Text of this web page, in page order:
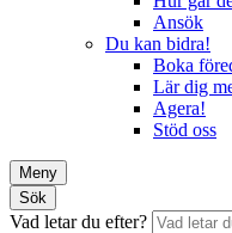
Ansök
Du kan bidra!
Boka
Lär dig
Agera!
Stöd oss
Meny
Sök
Vad letar du efter?